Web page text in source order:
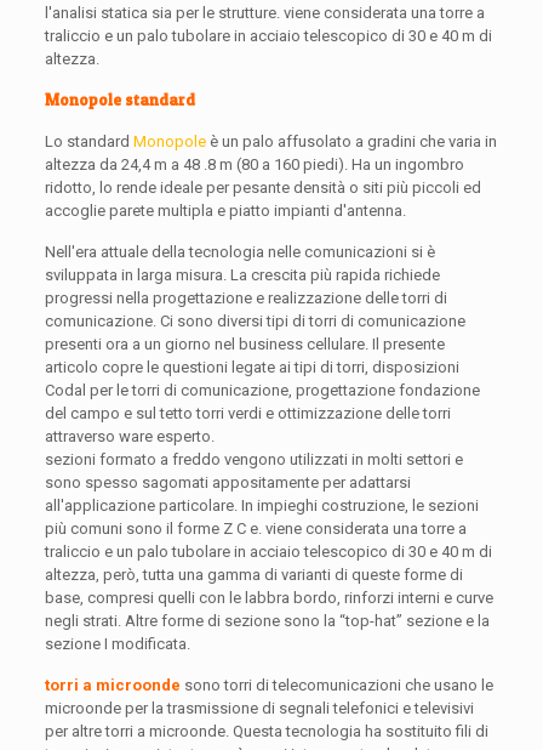
l'analisi statica sia per le strutture. viene considerata una torre a
traliccio e un palo tubolare in acciaio telescopico di 30 e 40 m di
altezza.
Monopole standard
Lo standard Monopoleè un palo affusolato a gradini che varia in
altezza da 24,4 m a 48 .8 m (80 a 160 piedi). Ha un ingombro
ridotto, lo rende ideale per pesante densità o siti più piccoli ed
accoglie parete multipla e piatto impianti d'antenna.
Nell'era attuale della tecnologia nelle comunicazioni si è
sviluppata in larga misura. La crescita più rapida richiede
progressi nella progettazione e realizzazione delle torri di
comunicazione. Ci sono diversi tipi di torri di comunicazione
presenti ora a un giorno nel business cellulare. Il presente
articolo copre le questioni legate ai tipi di torri, disposizioni
Codal per le torri di comunicazione, progettazione fondazione
del campo e sul tetto torri verdi e ottimizzazione delle torri
attraverso ware esperto.
sezioni formato a freddo vengono utilizzati in molti settori e
sono spesso sagomati appositamente per adattarsi
all'applicazione particolare. In impieghi costruzione, le sezioni
più comuni sono il forme Z C e. viene considerata una torre a
traliccio e un palo tubolare in acciaio telescopico di 30 e 40 m di
altezza, però, tutta una gamma di varianti di queste forme di
base, compresi quelli con le labbra bordo, rinforzi interni e curve
negli strati. Altre forme di sezione sono la “top-hat” sezione e la
sezione I modificata.
torri a microonde sono torri di telecomunicazioni che usano le
microonde per la trasmissione di segnali telefonici e televisivi
per altre torri a microonde. Questa tecnologia ha sostituito fili di